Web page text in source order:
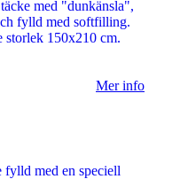
med "dunkänsla",
fylld med softfilling.
storlek 150x210 cm.
Mer info
med en speciell